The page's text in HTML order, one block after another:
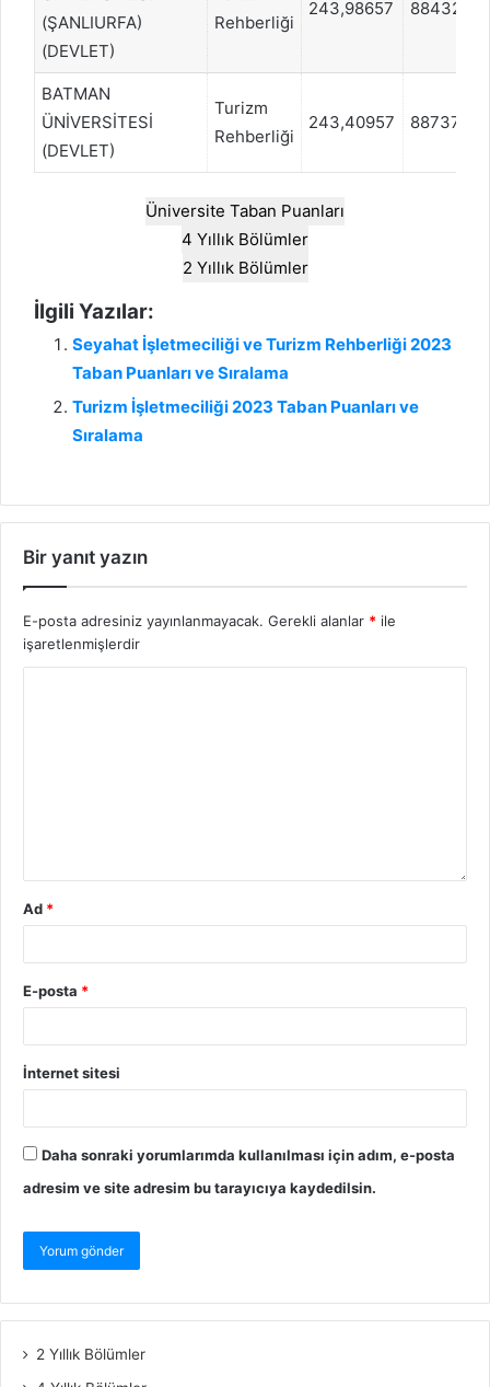
(ŞANLIURFA)
(DEVLET)
Rehberliği
243,98657 88432
BATMAN
ÜNİVERSİTESİ
(DEVLET)
Turizm
Rehberliği
243,40957 88737
Üniversite Taban Puanları
4 Yıllık Bölümler
2 Yıllık Bölümler
İlgili Yazılar:
Seyahat İşletmeciliği ve Turizm Rehberliği 2023
Taban Puanları ve Sıralama
Turizm İşletmeciliği 2023 Taban Puanları ve
Sıralama
Bir yanıt yazın
E-posta adresiniz yayınlanmayacak. Gerekli alanlar * ile
işaretlenmişlerdir
Ad *
E-posta *
İnternet sitesi
Daha sonraki yorumlarımda kullanılması için adım, e-posta
adresim ve site adresim bu tarayıcıya kaydedilsin.
2 Yıllık Bölümler